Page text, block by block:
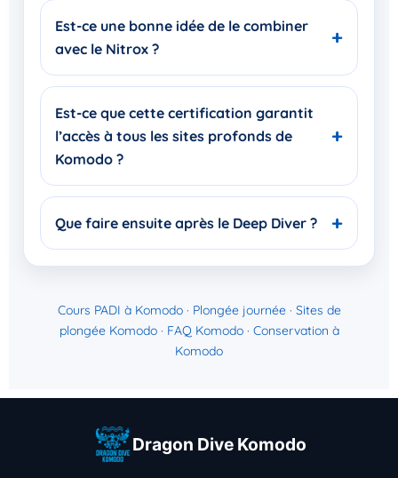
Est-ce une bonne idée de le combiner
avec le Nitrox ?
Est-ce que cette certification garantit
l’accès à tous les sites profonds de
Komodo ?
Que faire ensuite après le Deep Diver ?
Cours PADI à Komodo· Plongée journée· Sites de
plongée Komodo· FAQ Komodo· Conservation à
Komodo
Dragon Dive Komodo